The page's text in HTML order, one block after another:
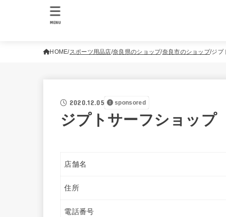
MENU
HOME スポーツ用品店 奈良県のショップ 奈良市のショップ ジプ
2020.12.05 sponsored
ジプトサーフショップ
店舗名
住所
電話番号